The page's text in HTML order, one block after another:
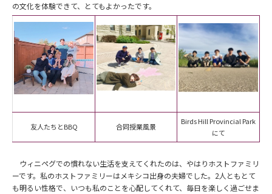
の文化を体験できて、とてもよかったです。
友人たちとBBQ 合同授業風景
Birds Hill Provincial Park
にて
ウィニペグでの慣れない生活を支えてくれたのは、やはりホストファミリ
ーです。私のホストファミリーはメキシコ出身の夫婦でした。2人ともとて
も明るい性格で、いつも私のことを心配してくれて、毎日を楽しく過ごせま